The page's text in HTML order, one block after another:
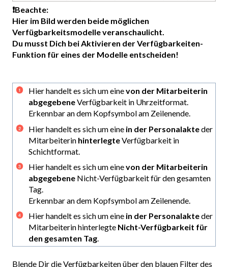
❗️Beachte:
Hier im Bild werden beide möglichen
Verfügbarkeitsmodelle veranschaulicht.
Du musst Dich bei Aktivieren der Verfügbarkeiten-
Funktion für eines der Modelle entscheiden!
Hier handelt es sich um einevon der Mitarbeiterin
abgegebeneVerfügbarkeit in Uhrzeitformat.
Erkennbar an dem Kopfsymbol am Zeilenende.
Hier handelt es sich um eine in der Personalakteder
Mitarbeiterin hinterlegteVerfügbarkeit in
Schichtformat.
Hier handelt es sich um einevon der Mitarbeiterin
abgegebene Nicht-Verfügbarkeit für den gesamten
Tag.
Erkennbar an dem Kopfsymbol am Zeilenende.
Hier handelt es sich um eine in der Personalakteder
Mitarbeiterin hinterlegte Nicht-Verfügbarkeit für
den gesamten Tag.
Blende Dir die Verfügbarkeiten über den blauen Filter des